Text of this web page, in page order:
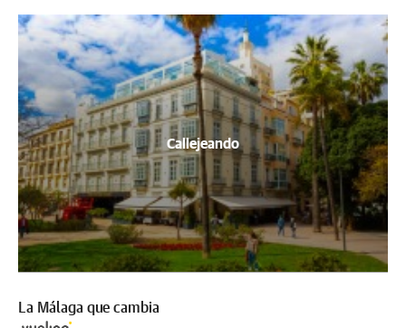
Callejeando
La Málaga que cambia